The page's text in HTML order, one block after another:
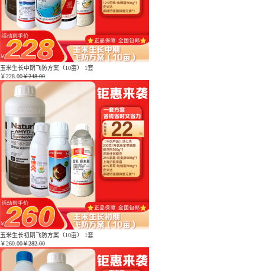
玉米生长中期飞防方案（10亩） 1套
￥228.00￥248.00
玉米生长初期飞防方案（10亩） 1套
￥260.00￥282.00